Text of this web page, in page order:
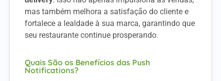
mas também melhora a satisfação do cliente e
fortalece a lealdade à sua marca, garantindo que
seu restaurante continue prosperando.
Quais São os Benefícios das Push
Notifications?